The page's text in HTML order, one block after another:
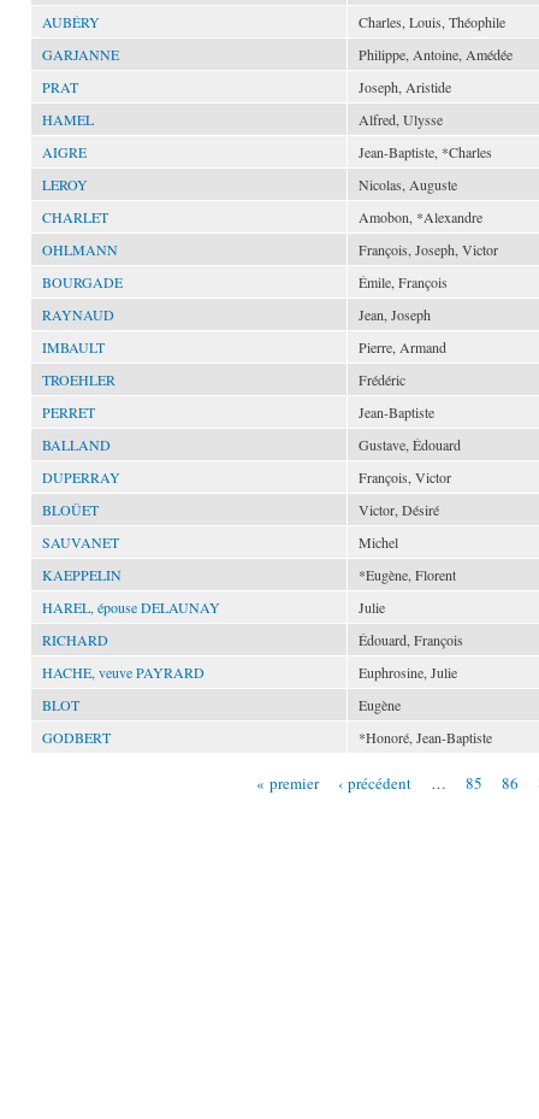
AUBÉRY
Charles, Louis, Théophile
GARJANNE
Philippe, Antoine, Amédée
PRAT
Joseph, Aristide
HAMEL
Alfred, Ulysse
AIGRE
Jean-Baptiste, *Charles
LEROY
Nicolas, Auguste
CHARLET
Amobon, *Alexandre
OHLMANN
François, Joseph, Victor
BOURGADE
Émile, François
RAYNAUD
Jean, Joseph
IMBAULT
Pierre, Armand
TROEHLER
Frédéric
PERRET
Jean-Baptiste
BALLAND
Gustave, Édouard
DUPERRAY
François, Victor
BLOÜET
Victor, Désiré
SAUVANET
Michel
KAEPPELIN
*Eugène, Florent
HAREL, épouse DELAUNAY
Julie
RICHARD
Édouard, François
HACHE, veuve PAYRARD
Euphrosine, Julie
BLOT
Eugène
GODBERT
*Honoré, Jean-Baptiste
« premier ‹ précédent … 85 86